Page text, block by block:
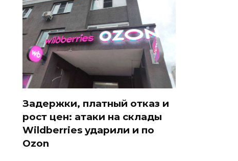
Задержки, платный отказ и
рост цен: атаки на склады
Wildberries ударили и по
Ozon